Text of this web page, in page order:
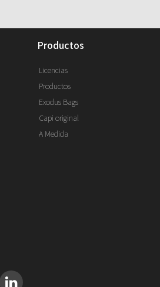
productos
Licencias
Productos
Exodus Bags
Capi original
A Medida